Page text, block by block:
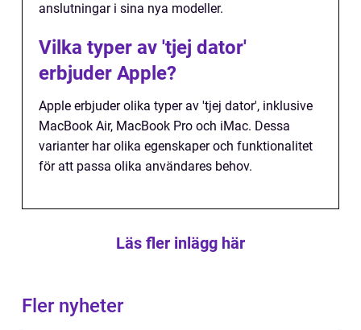
anslutningar i sina nya modeller.
Vilka typer av 'tjej dator'
erbjuder Apple?
Apple erbjuder olika typer av 'tjej dator', inklusive
MacBook Air, MacBook Pro och iMac. Dessa
varianter har olika egenskaper och funktionalitet
för att passa olika användares behov.
Läs fler inlägg här
Fler nyheter